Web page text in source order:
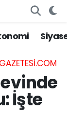
İşte